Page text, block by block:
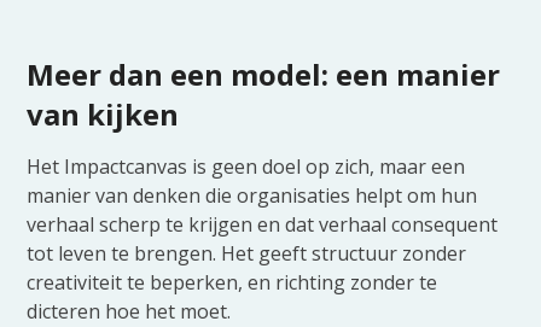
Meer dan een model: een manier
van kijken
Het Impactcanvas is geen doel op zich, maar een
manier van denken die organisaties helpt om hun
verhaal scherp te krijgen en dat verhaal consequent
tot leven te brengen. Het geeft structuur zonder
creativiteit te beperken, en richting zonder te
dicteren hoe het moet.